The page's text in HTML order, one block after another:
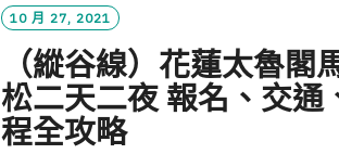
10 月 27, 2021
（縱谷線）花蓮太魯閣
松二天二夜 報名、交通
程全攻略